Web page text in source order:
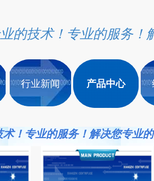
的技术！专业的服务！
的技术！专业的服务！
行业新闻 产品中心
行业新闻 产品中心
！专业的服务！解决您专业